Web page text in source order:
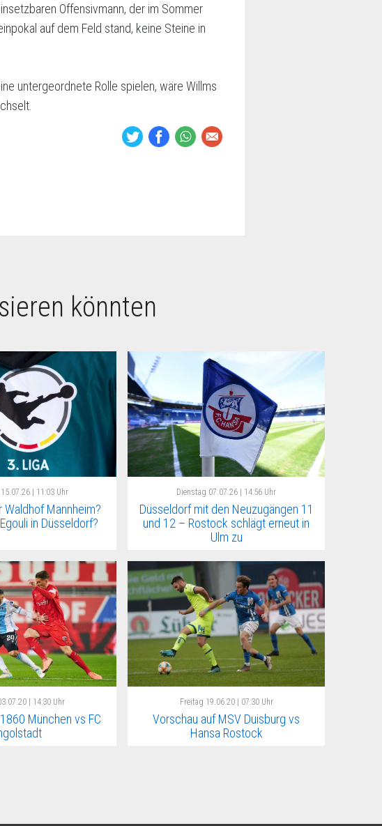
Offensivmann, der im Sommer
auf dem Feld stand, keine Steine in
untergeordnete Rolle spielen, wäre Willms
könnten
15.07.26 | 11:03 Uhr
Mannheim?
in Düsseldorf?
Dienstag 07.07.26 | 14:56 Uhr
Düsseldorf mit den Neuzugängen 11
und 12 – Rostock schlägt erneut in
Ulm zu
| 14:30 Uhr
München vs FC
Freitag 19.06.20 | 07:30 Uhr
Vorschau auf MSV Duisburg vs
Hansa Rostock